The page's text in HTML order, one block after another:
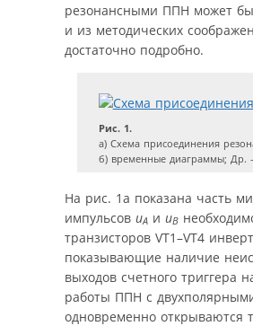
резонансными ППН может
и из методических
достаточно подробно.
Рис. 1.
а) Схема присоединения
б) временные диаграммы; Др.
На рис. 1а показана часть
импульсов uA и uB
транзисторов VT1–VT4
показывающие наличие
выходов счетного
работы ППН с
одновременно открываются